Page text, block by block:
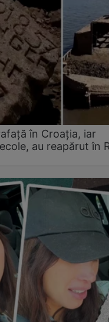
în Croația, iar
au reapărut în